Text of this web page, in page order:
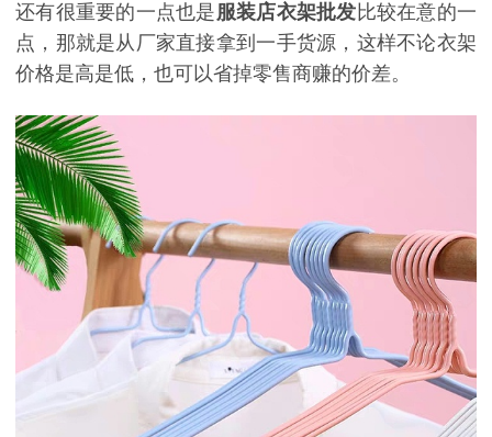
还有很重要的一点也是服装店衣架批发 比较在意的一
点，那就是从厂家直接拿到一手货源，这样不论衣架
价格是高是低，也可以省掉零售商赚的价差。